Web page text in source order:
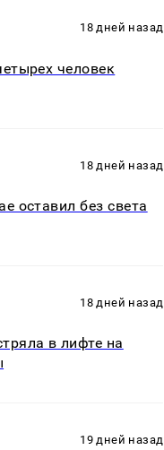
18 дней назад
человек
18 дней назад
оставил без света
18 дней назад
в лифте на
19 дней назад